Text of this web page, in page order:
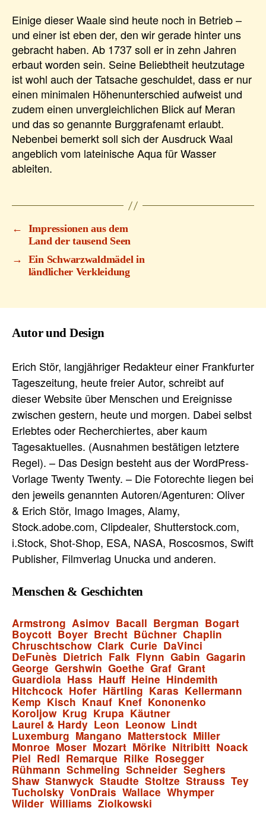
Einige dieser Waale sind heute noch in Betrieb –
und einer ist eben der, den wir gerade hinter uns
gebracht haben. Ab 1737 soll er in zehn Jahren
erbaut worden sein. Seine Beliebtheit heutzutage
ist wohl auch der Tatsache geschuldet, dass er nur
einen minimalen Höhenunterschied aufweist und
zudem einen unvergleichlichen Blick auf Meran
und das so genannte Burggrafenamt erlaubt.
Nebenbei bemerkt soll sich der Ausdruck Waal
angeblich vom lateinische Aqua für Wasser
ableiten.
←
Impressionen aus dem
Land der tausend Seen
→
Ein Schwarzwaldmädel in
ländlicher Verkleidung
Autor und Design
Erich Stör, langjähriger Redakteur einer Frankfurter
Tageszeitung, heute freier Autor, schreibt auf
dieser Website über Menschen und Ereignisse
zwischen gestern, heute und morgen. Dabei selbst
Erlebtes oder Recherchiertes, aber kaum
Tagesaktuelles. (Ausnahmen bestätigen letztere
Regel). – Das Design besteht aus der WordPress-
Vorlage Twenty Twenty. – Die Fotorechte liegen bei
den jeweils genannten Autoren/Agenturen: Oliver
& Erich Stör, Imago Images, Alamy,
Stock.adobe.com, Clipdealer, Shutterstock.com,
i.Stock, Shot-Shop, ESA, NASA, Roscosmos, Swift
Publisher, Filmverlag Unucka und anderen.
Menschen & Geschichten
Armstrong Asimov Bacall Bergman Bogart
Boycott Boyer Brecht Büchner Chaplin
Chruschtschow Clark Curie DaVinci
DeFunès Dietrich Falk Flynn Gabin Gagarin
George Gershwin Goethe Graf Grant
Guardiola Hass Hauff Heine Hindemith
Hitchcock Hofer Härtling Karas Kellermann
Kemp Kisch Knauf Knef Kononenko
Koroljow Krug Krupa Käutner
Laurel & Hardy Leon Leonow Lindt
Luxemburg Mangano Matterstock Miller
Monroe Moser Mozart Mörike Nitribitt Noack
Piel Redl Remarque Rilke Rosegger
Rühmann Schmeling Schneider Seghers
Shaw Stanwyck Staudte Stoltze Strauss Tey
Tucholsky VonDrais Wallace Whymper
Wilder Williams Ziolkowski